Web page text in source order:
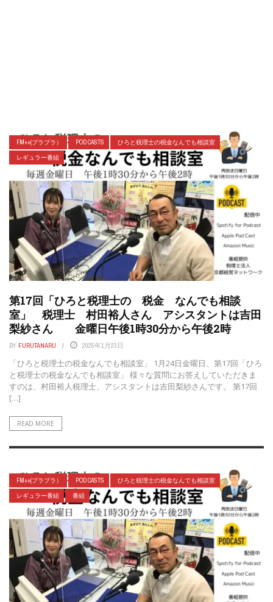
FM++(プラプラ） POD CASTS
ひろと税理士の税金なんでも相談室
レギュラー番組
第17回「ひろと税理士の 税金 なんでも相談
室」 税理士 村田裕人さん アシスタントは吉田
梨紗さん 金曜日午後1時30分から午後2時
BY FURUTANARU 2025年1月23日
「ひろと税理士の税金なんでも相談室」 1月24日金曜日、第17回「ひろ
と税理士の税金なんでも相談室」 様々な質問にお答えしていただきま
すのは、村田裕人税理士、アシスタントは吉田梨紗さんです。 第17回
[…]
READ MORE
FM++(プラプラ） POD CASTS
ひろと税理士の税金なんでも相談室
レギュラー番組
番組